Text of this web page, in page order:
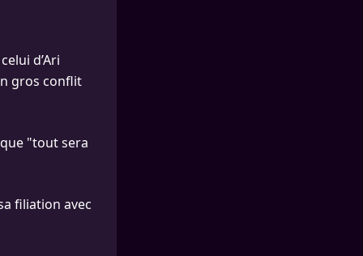
d’Ari
gros conflit
"tout sera
filiation avec